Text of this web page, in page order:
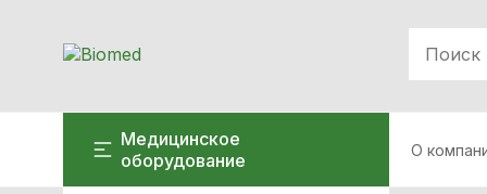
Медицинское
оборудование
О